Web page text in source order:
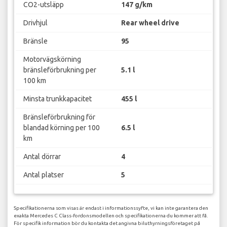
CO2-utsläpp 147 g/km
Drivhjul Rear wheel drive
Bränsle 95
Motorvägskörning
bränsleförbrukning per
100 km
5.1 l
Minsta trunkkapacitet 455 l
Bränsleförbrukning för
blandad körning per 100
km
6.5 l
Antal dörrar 4
Antal platser 5
Specifikationerna som visas är endast i informationssyfte, vi kan inte garantera den
exakta Mercedes C Class-fordonsmodellen och specifikationerna du kommer att få.
För specifik information bör du kontakta det angivna biluthyrningsföretaget på